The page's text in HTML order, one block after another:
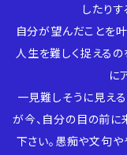
したり
自分が望んだことを
人生を難しく捉える
に
一見難しそうに見え
が今、自分の目の前に
下さい。愚痴や文句